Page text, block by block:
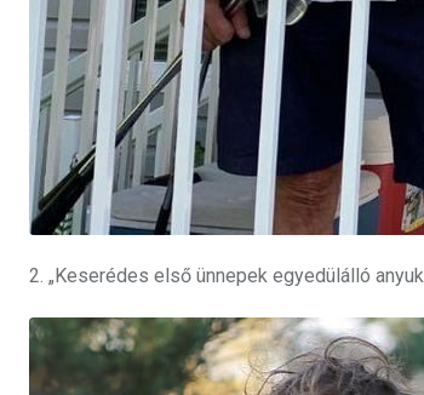
2. „Keserédes első ünnepek egyedülálló